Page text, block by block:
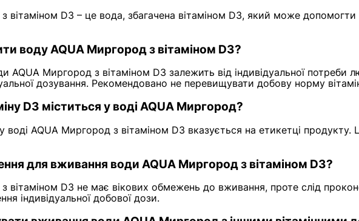
вітаміном D3 – це вода, збагачена вітаміном D3, який може допомогти
воду AQUA Миргород з вітаміном D3?
AQUA Миргород з вітаміном D3 залежить від індивідуальної
дозування. Рекомендовано не перевищувати добову норму
D3 міститься у воді AQUA Миргород?
у воді AQUA Миргород з вітаміном D3 вказується на етикетці
для вживання води AQUA Миргород з вітаміном D3?
вітаміном D3 не має вікових обмежень до вживання, проте слід
індивідуальної добової дози.